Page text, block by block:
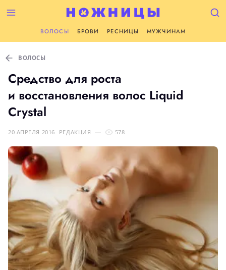
ВОЛОСЫ БРОВИ РЕСНИЦЫ МУЖЧИНАМ
ВОЛОСЫ
Средство для роста
и восстановления волос Liquid
Crystal
20 АПРЕЛЯ 2016 РЕДАКЦИЯ 578